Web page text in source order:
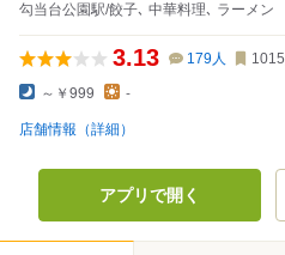
勾当台公園駅/餃子､ 中華料理､ ラーメン
3.13 179人 1015
～￥999 -
店舗情報（詳細）
アプリで開く